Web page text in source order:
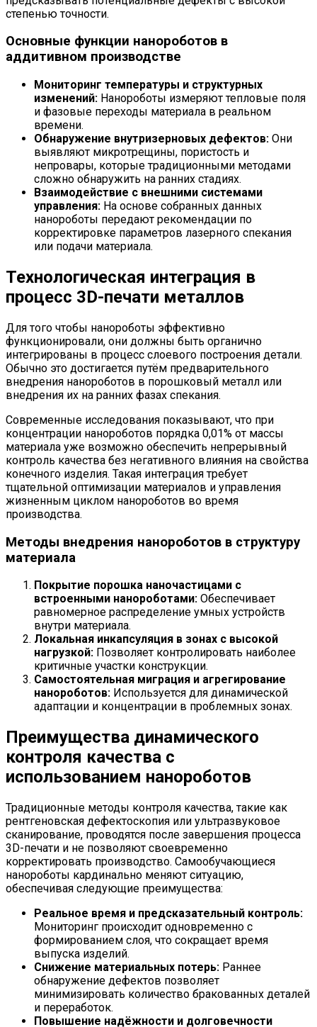
степенью точности.
Основные функции нанороботов в
аддитивном производстве
Мониторинг температуры и структурных
изменений: Нанороботы измеряют тепловые поля
и фазовые переходы материала в реальном
времени.
Обнаружение внутризерновых дефектов: Они
выявляют микротрещины, пористость и
непровары, которые традиционными методами
сложно обнаружить на ранних стадиях.
Взаимодействие с внешними системами
управления: На основе собранных данных
нанороботы передают рекомендации по
корректировке параметров лазерного спекания
или подачи материала.
Технологическая интеграция в
процесс 3D-печати металлов
Для того чтобы нанороботы эффективно
функционировали, они должны быть органично
интегрированы в процесс слоевого построения детали.
Обычно это достигается путём предварительного
внедрения нанороботов в порошковый металл или
внедрения их на ранних фазах спекания.
Современные исследования показывают, что при
концентрации нанороботов порядка 0,01% от массы
материала уже возможно обеспечить непрерывный
контроль качества без негативного влияния на свойства
конечного изделия. Такая интеграция требует
тщательной оптимизации материалов и управления
жизненным циклом нанороботов во время
производства.
Методы внедрения нанороботов в структуру
материала
Покрытие порошка наночастицами с
встроенными нанороботами: Обеспечивает
равномерное распределение умных устройств
внутри материала.
Локальная инкапсуляция в зонах с высокой
нагрузкой: Позволяет контролировать наиболее
критичные участки конструкции.
Самостоятельная миграция и агрегирование
нанороботов: Используется для динамической
адаптации и концентрации в проблемных зонах.
Преимущества динамического
контроля качества с
использованием нанороботов
Традиционные методы контроля качества, такие как
рентгеновская дефектоскопия или ультразвуковое
сканирование, проводятся после завершения процесса
3D-печати и не позволяют своевременно
корректировать производство. Самообучающиеся
нанороботы кардинально меняют ситуацию,
обеспечивая следующие преимущества:
Реальное время и предсказательный контроль:
Мониторинг происходит одновременно с
формированием слоя, что сокращает время
выпуска изделий.
Снижение материальных потерь: Раннее
обнаружение дефектов позволяет
минимизировать количество бракованных деталей
и переработок.
Повышение надёжности и долговечности